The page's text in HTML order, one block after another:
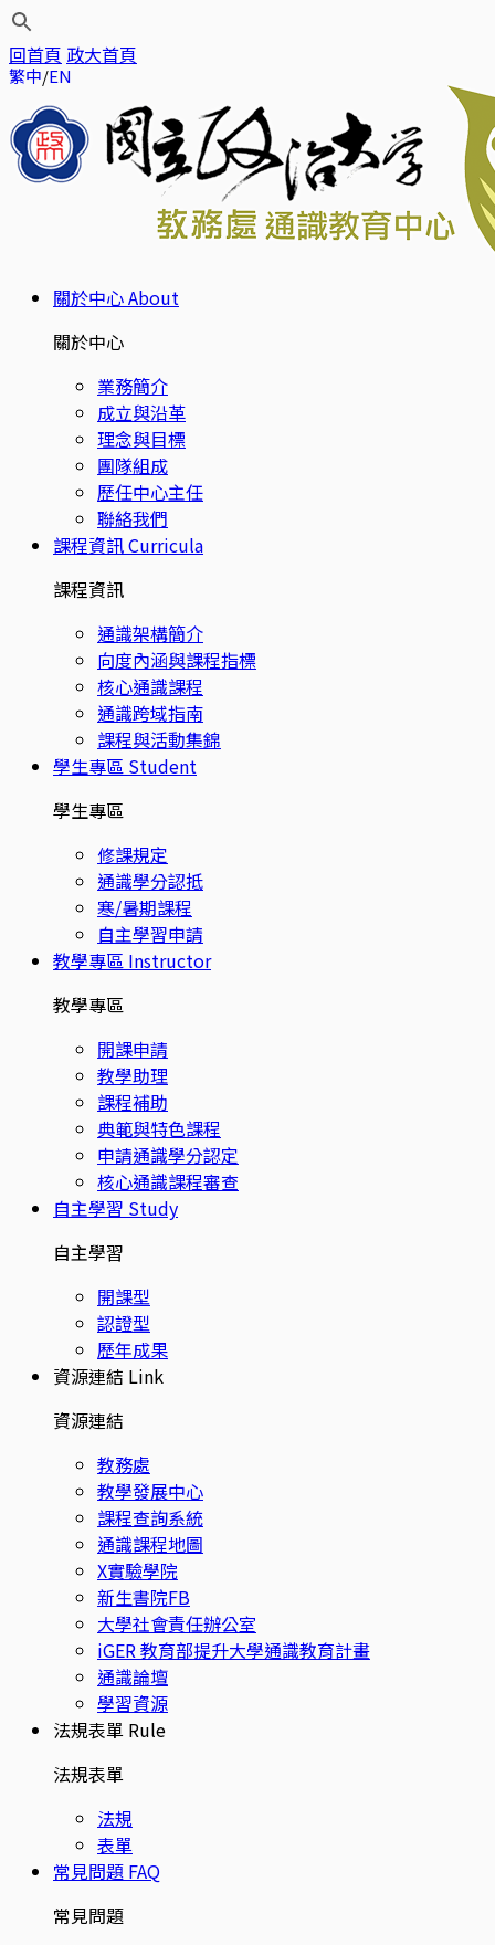
回首頁 政大首頁
繁中 EN
關於中心About
關於中心
業務簡介
成立與沿革
理念與目標
團隊組成
歷任中心主任
聯絡我們
課程資訊Curricula
課程資訊
通識架構簡介
向度內涵與課程指標
核心通識課程
通識跨域指南
課程與活動集錦
學生專區 Student
學生專區
修課規定
通識學分認抵
寒/暑期課程
自主學習申請
教學專區 Instructor
教學專區
開課申請
教學助理
課程補助
典範與特色課程
申請通識學分認定
核心通識課程審查
自主學習 Study
自主學習
開課型
認證型
歷年成果
資源連結 Link
資源連結
教務處
教學發展中心
課程查詢系統
通識課程地圖
X實驗學院
新生書院FB
大學社會責任辦公室
iGER 教育部提升大學通識教育計畫
通識論壇
學習資源
法規表單 Rule
法規表單
法規
表單
常見問題 FAQ
常見問題